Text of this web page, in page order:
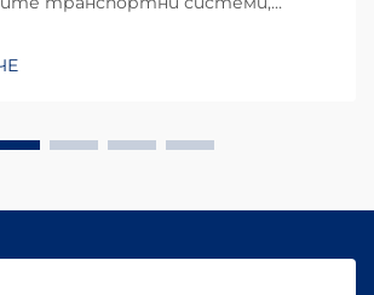
тези задължителни